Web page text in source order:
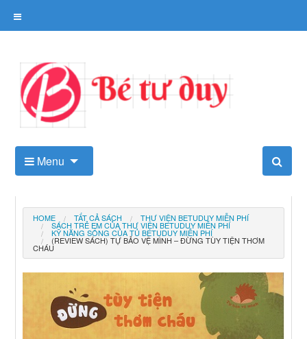
Kho tài liệu tư duy cho trẻ
Menu
HOME TẤT CẢ SÁCH THƯ VIỆN BETUDUY MIỄN PHÍ
SÁCH TRẺ EM CỦA THƯ VIỆN BETUDUY MIỄN PHÍ
KỸ NĂNG SỐNG CỦA TỦ BETUDUY MIỄN PHÍ
(REVIEW SÁCH) TỰ BẢO VỆ MÌNH – ĐỪNG TÙY TIỆN THƠM
CHÁU